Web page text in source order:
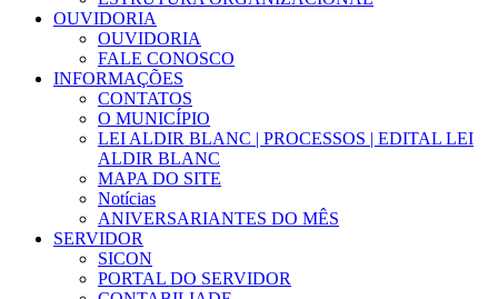
OUVIDORIA
OUVIDORIA
FALE CONOSCO
INFORMAÇÕES
CONTATOS
O MUNICÍPIO
LEI ALDIR BLANC | PROCESSOS | EDITAL LEI
ALDIR BLANC
MAPA DO SITE
Notícias
ANIVERSARIANTES DO MÊS
SERVIDOR
SICON
PORTAL DO SERVIDOR